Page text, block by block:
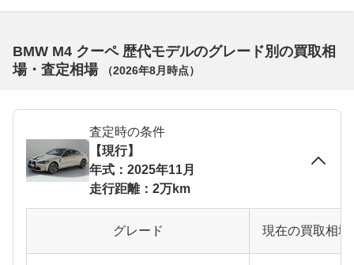
BMW M4 クーペ 歴代モデルのグレード別の買取相
場・査定相場
（2026年8月 時点）
査定時の条件
【現行】
年式：2025年11月
走行距離：2万km
グレード 現在の買取相